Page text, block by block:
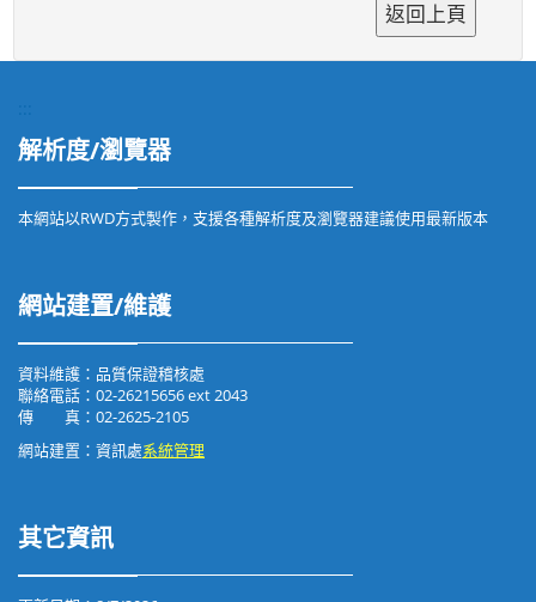
解析度/瀏覽器
本網站以RWD方式製作，支援各種解析度及瀏覽器建議使用最新版本
網站建置/維護
資料維護：品質保證稽核處
聯絡電話：02-26215656 ext 2043
傳 真：02-2625-2105
網站建置：資訊處系統管理
其它資訊